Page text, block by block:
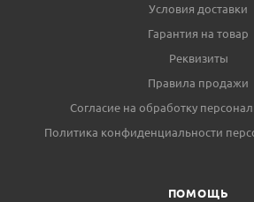
Условия доставки
Гарантия на товар
Реквизиты
Правила продажи
Согласие на обработку
Политика конфиденциальности
ПОМОЩЬ